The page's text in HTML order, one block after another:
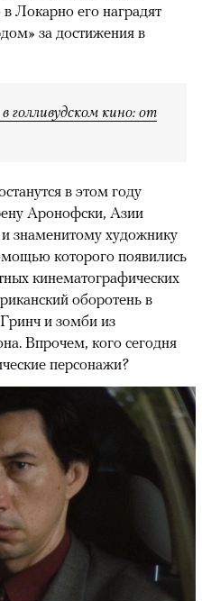
Локарно его наградят
за достижения в
голливудском кино: от
в этом году
Аронофски, Азии
знаменитому художнику
которого появились
кинематографических
оборотень в
и зомби из
Впрочем, кого сегодня
персонажи?